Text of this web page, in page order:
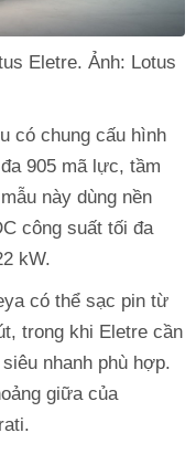
Eletre. Ảnh: Lotus
có chung cấu hình
905 mã lực, tầm
này dùng nền
công suất tối đa
kW.
có thể sạc pin từ
trong khi Eletre cần
nhanh phù hợp.
giữa của